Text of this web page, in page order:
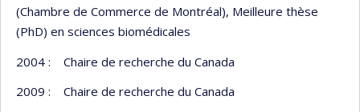
(Chambre de Commerce de Montréal), Meilleure thèse
(PhD) en sciences biomédicales
2004 : Chaire de recherche du Canada
2009 : Chaire de recherche du Canada